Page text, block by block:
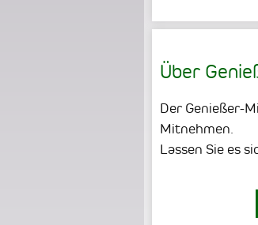
Über
Der Genießer-
Mitnehmen.
Lassen Sie es